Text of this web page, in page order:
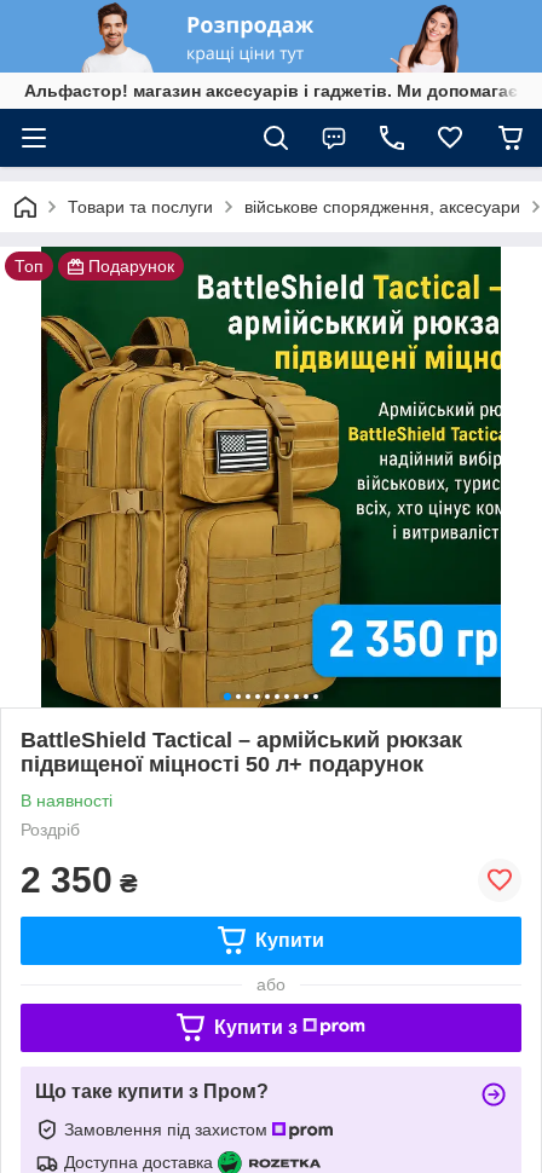
Альфастор! магазин аксесуарів і гаджетів. Ми
Товари та послуги військове спорядження, аксесуари
Топ Подарунок
BattleShield Tactical – армійський рюкзак
підвищеної міцності 50 л+ подарунок
В наявності
Роздріб
2 350 ₴
Купити
або
Купити з
Що таке купити з Пром?
Замовлення під захистом
Доступна доставка